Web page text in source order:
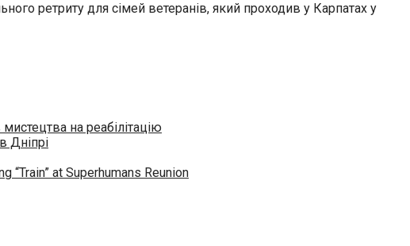
ретриту для сімей ветеранів, який проходив у Карпатах у
на реабілітацію
Дніпрі
“Train” at Superhumans Reunion